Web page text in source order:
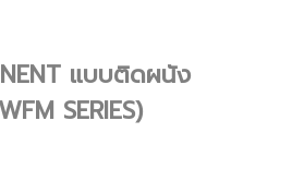
แบบติดผนัง
SERIES)